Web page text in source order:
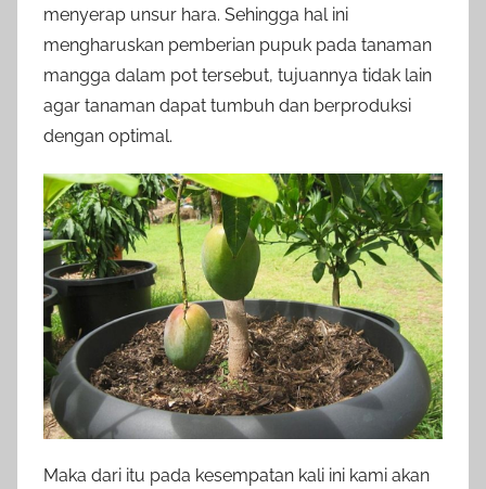
menyerap unsur hara. Sehingga hal ini
mengharuskan pemberian pupuk pada tanaman
mangga dalam pot tersebut, tujuannya tidak lain
agar tanaman dapat tumbuh dan berproduksi
dengan optimal.
Maka dari itu pada kesempatan kali ini kami akan